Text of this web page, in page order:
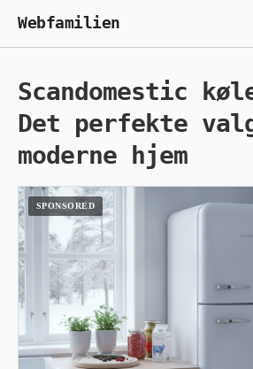
Webfamilien
Scandomestic
Det perfekte
moderne hjem